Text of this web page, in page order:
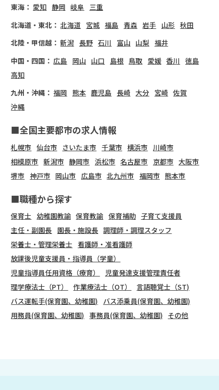
東海： 愛知 静岡 岐阜
三重
北海道・東北： 北海道 宮城 福島 青森 岩手 山形 秋田
北陸・甲信越： 新潟 長野 石川 富山 山梨 福井
中国・四国： 広島 岡山 山口 島根 鳥取 愛媛 香川 徳島
高知
九州・沖縄： 福岡 熊本 鹿児島 長崎 大分 宮崎 佐賀
沖縄
■全国主要都市の求人情報
札幌市 仙台市 さいたま市 千葉市 横浜市
川崎市
相模原市 新潟市 静岡市 浜松市 名古屋市 京都市 大阪市
堺市 神戸市 岡山市 広島市 北九州市 福岡市 熊本市
■職種から探す
保育士 幼稚園教諭 保育教諭 保育補助 子育て支援員
主任・副園長 園長・施設長 調理師・調理スタッフ
栄養士・管理栄養士 看護師・准看護師
放課後児童支援員・指導員（学童）
児童指導員任用資格（療育）
児童発達支援管理責任者
理学療法士（PT）
作業療法士（OT）
言語聴覚士（ST)
バス運転手(保育園、幼稚園)
バス添乗員(保育園、幼稚園)
用務員(保育園、幼稚園) 事務員(保育園、幼稚園) その他